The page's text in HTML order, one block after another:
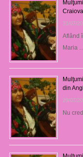
Craiova
31/07/
Aflând
Maria …
din
29/07/
Nu